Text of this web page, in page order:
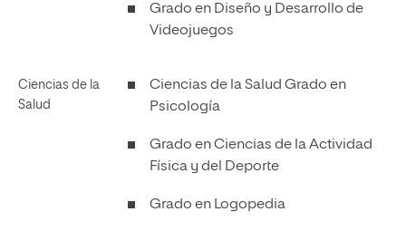
Grado en Diseño y Desarrollo de
Videojuegos
Ciencias de la
Salud
Ciencias de la Salud Grado en
Psicología
Grado en Ciencias de la Actividad
Física y del Deporte
Grado en Logopedia